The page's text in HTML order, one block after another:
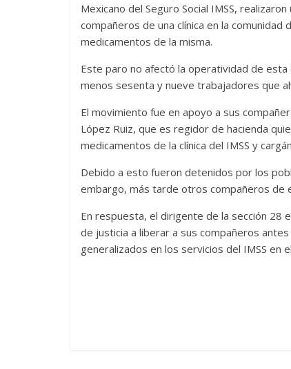
Mexicano del Seguro Social IMSS,
compañeros de una clínica en la
medicamentos de la misma.
Este paro no afectó la operatividad de esta
menos sesenta y nueve trabajadores que
El movimiento fue en apoyo a sus
López Ruiz, que es regidor de hacienda
medicamentos de la clínica del IMSS y
Debido a esto fueron detenidos por los
embargo, más tarde otros compañeros de
En respuesta, el dirigente de la sección 28
de justicia a liberar a sus compañeros
generalizados en los servicios del IMSS en